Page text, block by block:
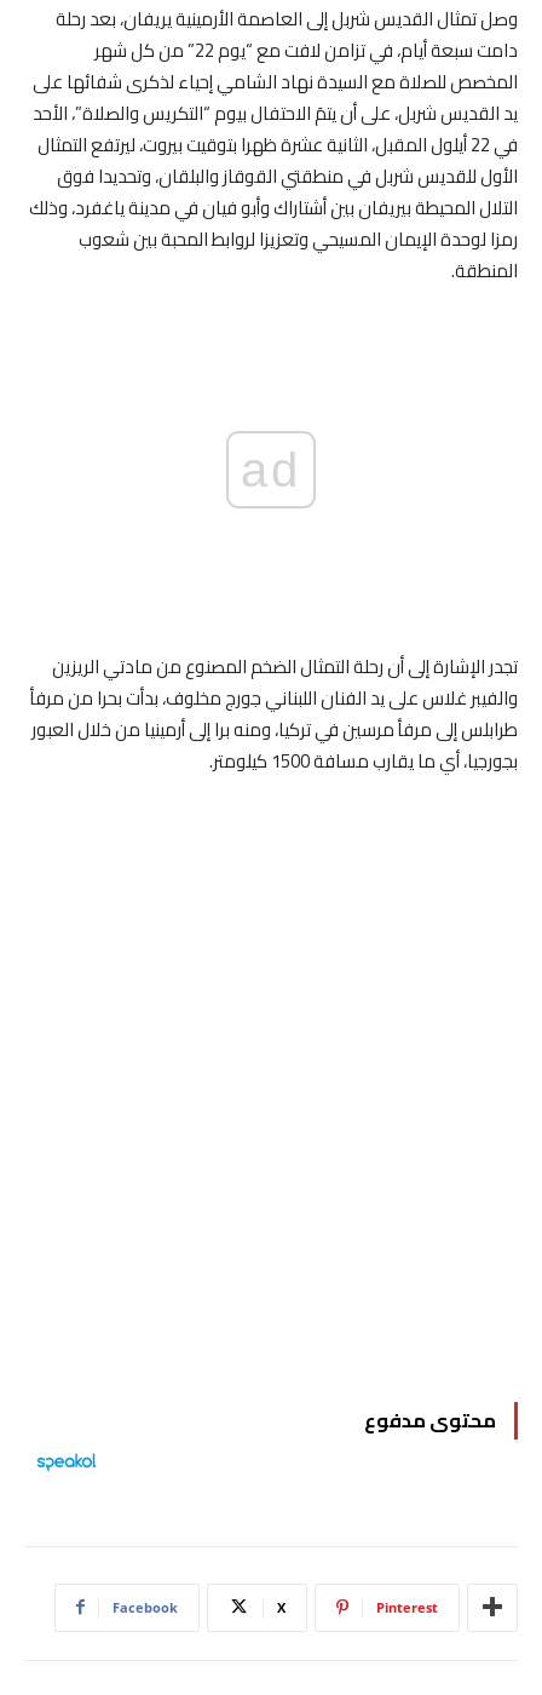
وصل تمثال القديس شربل إلى العاصمة الأرمينية يريفان، بعد رحلة
دامت سبعة أيام، في تزامن لافت مع “يوم 22” من كل شهر
المخصص للصلاة مع السيدة نهاد الشامي إحياء لذكرى شفائها على
يد القديس شربل، على أن يتمَ الاحتفال بيوم “التكريس والصلاة”، الأحد
في 22 أيلول المقبل، الثانية عشرة ظهرا بتوقيت بيروت، ليرتفع التمثال
الأول للقديس شربل في منطقتي القوقاز والبلقان، وتحديدا فوق
التلال المحيطة بيريفان بين أشتاراك وأبو فيان في مدينة ياغفرد، وذلك
رمزا لوحدة الإيمان المسيحي وتعزيزا لروابط المحبة بين شعوب
المنطقة.
ad
تجدر الإشارة إلى أن رحلة التمثال الضخم المصنوع من مادتي الريزين
والفيبر غلاس على يد الفنان اللبناني جورج مخلوف، بدأت بحرا من مرفأ
طرابلس إلى مرفأ مرسين في تركيا، ومنه برا إلى أرمينيا من خلال العبور
بجورجيا، أي ما يقارب مسافة 1500 كيلومتر.
محتوى مدفوع
Facebook X Pinterest